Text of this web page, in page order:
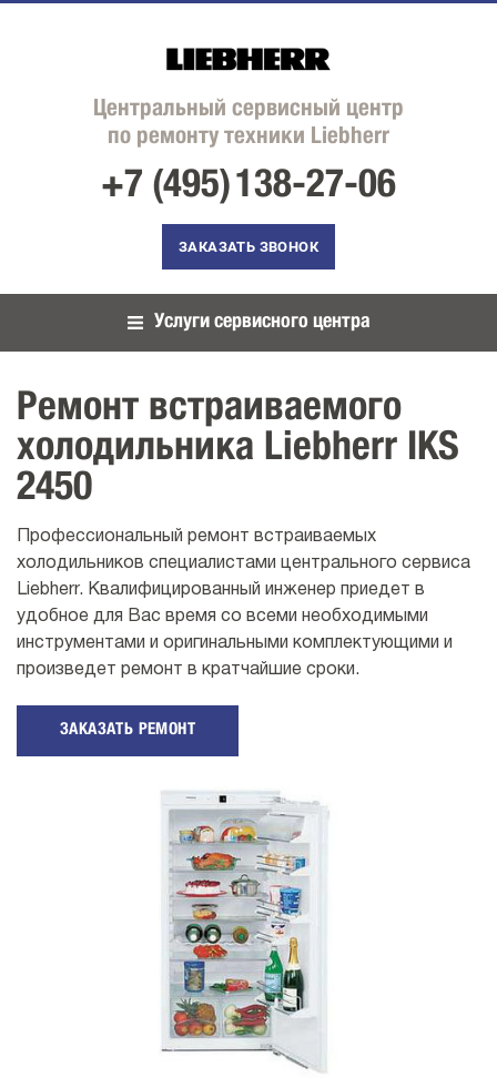
Центральный сервисный центр
по ремонту техники Liebherr
+7 (495)138-27-06
ЗАКАЗАТЬ ЗВОНОК
Услуги сервисного центра
Ремонт встраиваемого
холодильника Liebherr IKS
2450
Профессиональный ремонт встраиваемых
холодильников специалистами центрального сервиса
Liebherr. Квалифицированный инженер приедет в
удобное для Вас время со всеми необходимыми
инструментами и оригинальными комплектующими и
произведет ремонт в кратчайшие сроки.
ЗАКАЗАТЬ РЕМОНТ